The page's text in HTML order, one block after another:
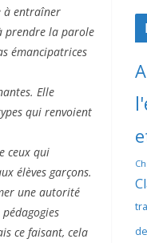
à entraîner
prendre la parole
émancipatrices
Elle
qui renvoient
ceux qui
élèves garçons.
une autorité
ce faisant, cela